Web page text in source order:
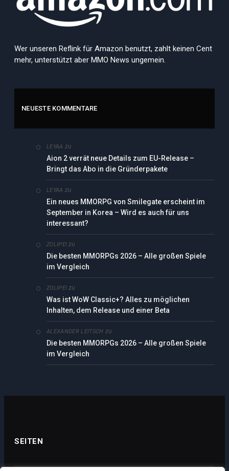
Wer unseren Reflink für Amazon benutzt, zahlt keinen Cent
mehr, unterstützt aber MMO News ungemein.
NEUESTE KOMMENTARE
LEYAA zu
Aion 2 verrät neue Details zum EU-Release –
Bringt das Abo in die Gründerpakete
LEYAA zu
Ein neues MMORPG von Smilegate erscheint im
September in Korea – Wird es auch für uns
interessant?
ZOLIPEI zu
Die besten MMORPGs 2026 – Alle großen Spiele
im Vergleich
ZOLIPEI zu
Was ist WoW Classic+? Alles zu möglichen
Inhalten, dem Release und einer Beta
ALEXANDER LEITSCH zu
Die besten MMORPGs 2026 – Alle großen Spiele
im Vergleich
SEITEN